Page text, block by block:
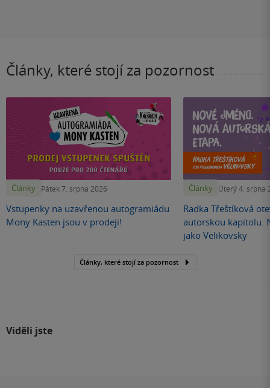
Články, které stojí za pozornost
Články Pátek 7. srpna 2026
Vstupenky na uzavřenou autogramiádu
Mony Kasten jsou v prodeji!
Články Úterý 4. srpna
Radka Třeštíková
autorskou kapitolu.
jako Velikovsky
Články, které stojí za pozornost
Viděli jste